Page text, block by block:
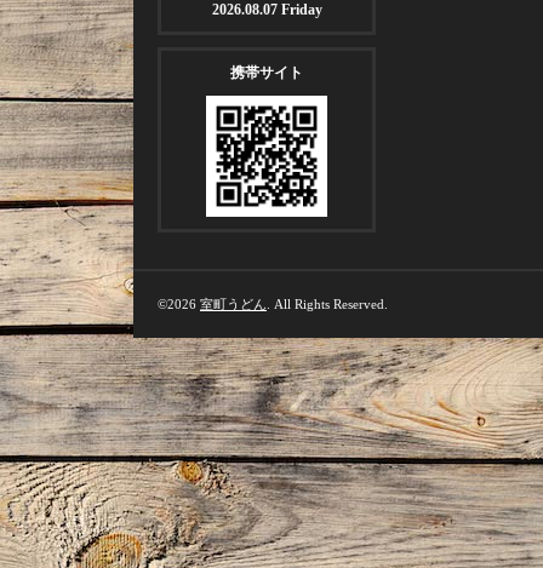
2026.08.07 Friday
携帯サイト
©2026 室町うどん . All Rights Reserved.